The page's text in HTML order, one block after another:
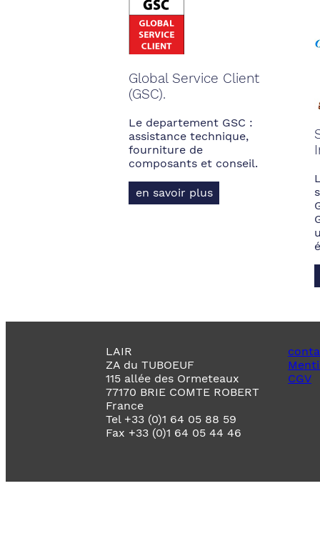
Global Service Client
(GSC).
Le departement GSC :
assistance technique,
fourniture de
composants et conseil.
en savoir plus
LAIR
ZA du TUBOEUF
115 allée des Ormeteaux
77170 BRIE COMTE ROBERT
France
Tel +33 (0)1 64 05 88 59
Fax +33 (0)1 64 05 44 46
CGV